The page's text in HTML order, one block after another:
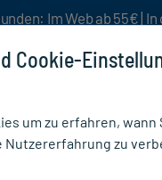
Im Web ab 55€ |
Cookie-
um zu erfahren,
Nutzererfahrung zu